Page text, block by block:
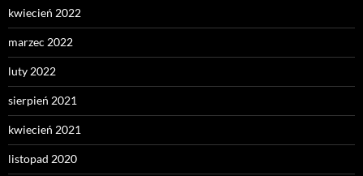
kwiecień 2022
marzec 2022
luty 2022
sierpień 2021
kwiecień 2021
listopad 2020